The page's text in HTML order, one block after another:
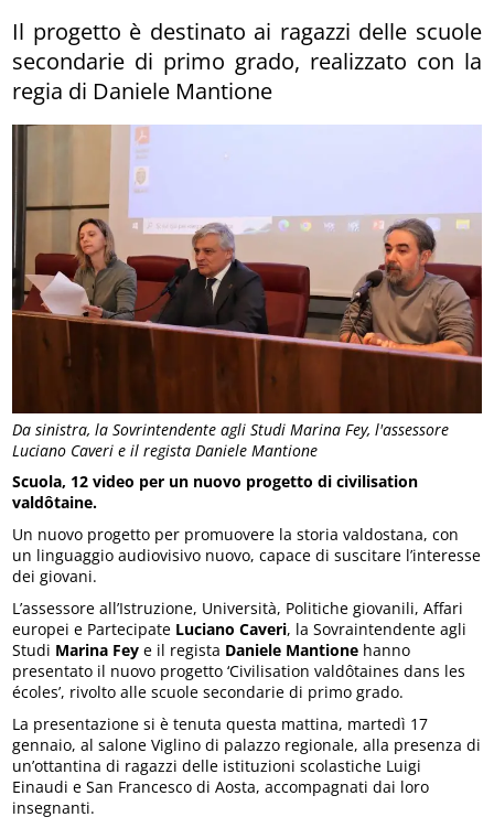
Da sinistra, la Sovrintendente agli Studi Marina Fey, l'assessore
Luciano Caveri e il regista Daniele Mantione
Il progetto è destinato ai ragazzi delle scuole
secondarie di primo grado, realizzato con la
regia di Daniele Mantione
Scuola, 12 video per un nuovo progetto di civilisation
valdôtaine.
Un nuovo progetto per promuovere la storia valdostana, con
un linguaggio audiovisivo nuovo, capace di suscitare l’interesse
dei giovani.
L’assessore all’Istruzione, Università, Politiche giovanili, Affari
europei e Partecipate Luciano Caveri, la Sovraintendente agli
Studi Marina Fey e il regista Daniele Mantione hanno
presentato il nuovo progetto ‘Civilisation valdôtaines dans les
écoles’, rivolto alle scuole secondarie di primo grado.
La presentazione si è tenuta questa mattina, martedì 17
gennaio, al salone Viglino di palazzo regionale, alla presenza di
un’ottantina di ragazzi delle istituzioni scolastiche Luigi
Einaudi e San Francesco di Aosta, accompagnati dai loro
insegnanti.